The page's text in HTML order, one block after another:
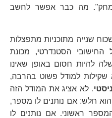
מה כבר אפשר לחשב
שנייה מתוכניות מתפצלות
הסטנדרטי, מכונת
להיות חסום באופן שאינו
למודל פשוט בהרבה,
. לא אציג את המודל הזה
חלש: אם נותנים לו מספר,
ראשוני. אם נותנים לו